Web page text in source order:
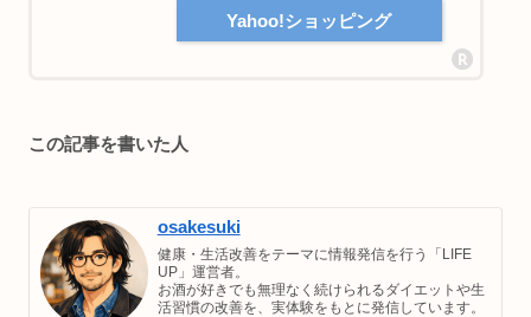
Yahoo!ショッピング
この記事を書いた人
osakesuki
健康・生活改善をテーマに情報発信を行う「LIFE
UP」運営者。
お酒が好きでも無理なく続けられるダイエットや生
活習慣の改善を、実体験をもとに発信しています。